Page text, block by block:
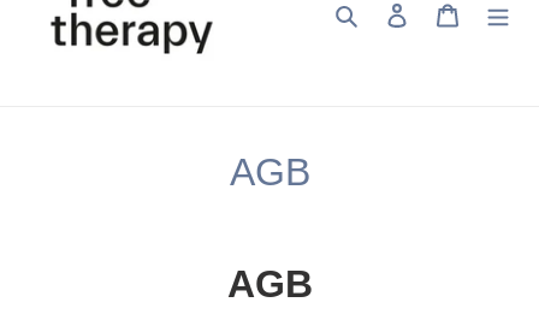
Suchen Einloggen
AGB
AGB